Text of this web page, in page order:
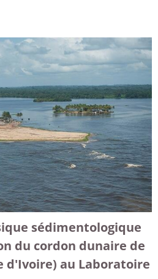
sédimentologique
du cordon dunaire de
d'Ivoire) au Laboratoire